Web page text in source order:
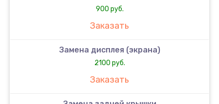
900 руб.
Заказать
Замена дисплея (экрана)
2100 руб.
Заказать